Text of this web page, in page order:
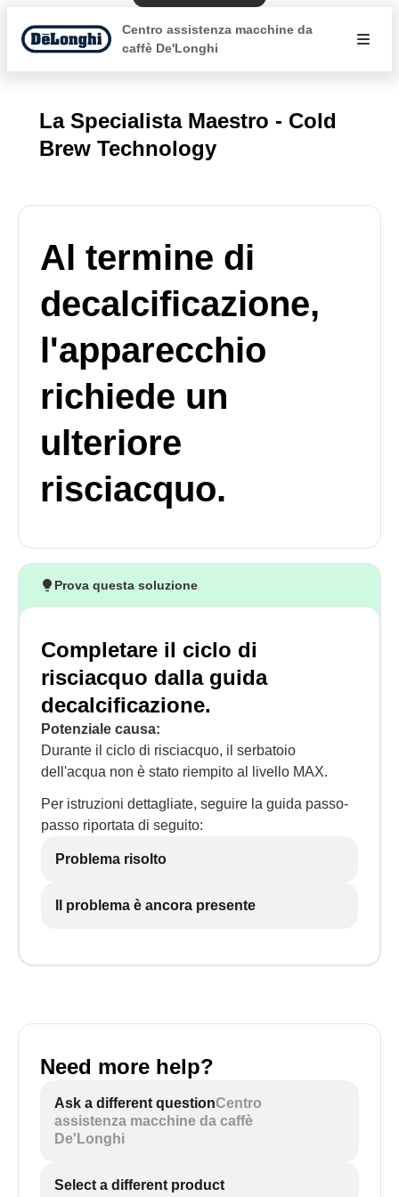
Centro assistenza macchine da
caffè De'Longhi
La Specialista Maestro - Cold
Brew Technology
Al termine di
decalcificazione,
l'apparecchio
richiede un
ulteriore
risciacquo.
Prova questa soluzione
Completare il ciclo di
risciacquo dalla guida
decalcificazione.
Potenziale causa:
Durante il ciclo di risciacquo, il serbatoio
dell'acqua non è stato riempito al livello MAX.
Per istruzioni dettagliate, seguire la guida passo-
passo riportata di seguito:
Problema risolto
Il problema è ancora presente
Need more help?
Ask a different questionCentro
assistenza macchine da caffè
De'Longhi
Select a different product